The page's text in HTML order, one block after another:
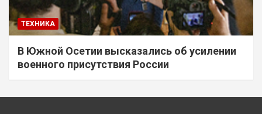
ТЕХНИКА
В Южной Осетии высказались об усилении
военного присутствия России